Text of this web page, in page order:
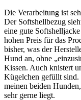
Die Verarbeitung ist
Der Softshellbezug
eine gute
hohen Preis für das
bisher, was der
Hund an, ohne
Kissen. Auch knistert
Kügelchen gefüllt sind.
meinen beiden
sehr gerne liegt.